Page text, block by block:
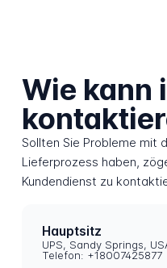
Wie kann
Sollten Sie Probleme mit
Lieferprozess haben,
Kundendienst zu
Hauptsitz
UPS, Sandy Springs,
Telefon: +18007425877